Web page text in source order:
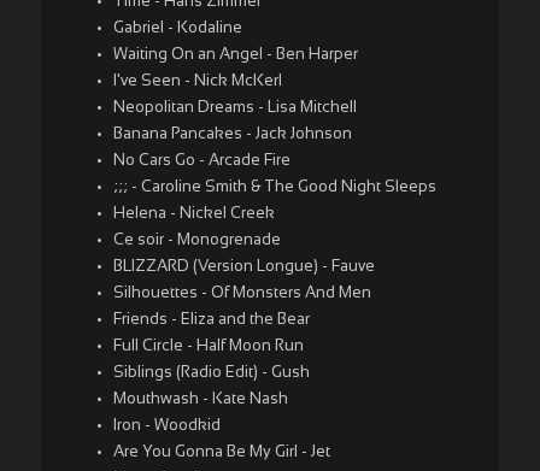
Gabriel - Kodaline
Waiting On an Angel - Ben Harper
I've Seen - Nick McKerl
Neopolitan Dreams - Lisa Mitchell
Banana Pancakes - Jack Johnson
No Cars Go - Arcade Fire
;;; - Caroline Smith & The Good Night Sleeps
Helena - Nickel Creek
Ce soir - Monogrenade
BLIZZARD (Version Longue) - Fauve
Silhouettes - Of Monsters And Men
Friends - Eliza and the Bear
Full Circle - Half Moon Run
Siblings (Radio Edit) - Gush
Mouthwash - Kate Nash
Iron - Woodkid
Are You Gonna Be My Girl - Jet